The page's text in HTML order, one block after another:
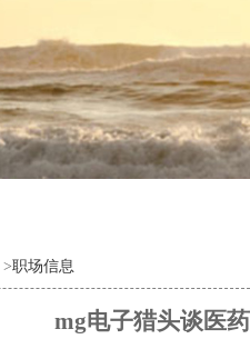
>职场信息
mg电子猎头谈医